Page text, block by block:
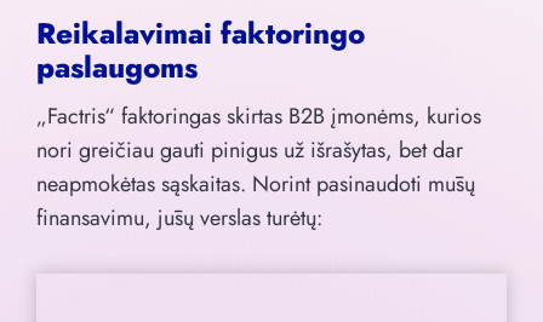
Reikalavimai faktoringo
paslaugoms
„Factris“ faktoringas skirtas B2B įmonėms, kurios
nori greičiau gauti pinigus už išrašytas, bet dar
neapmokėtas sąskaitas. Norint pasinaudoti mūsų
finansavimu, jūsų verslas turėtų: